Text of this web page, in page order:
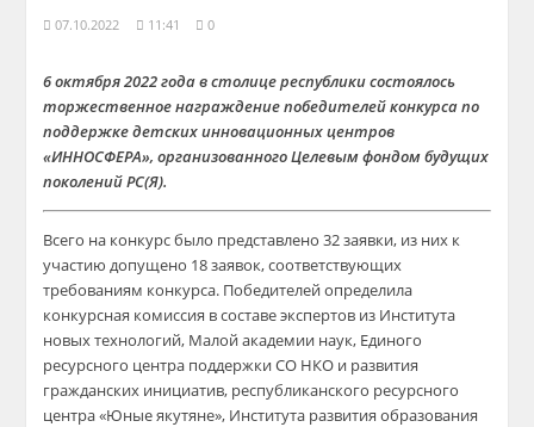
07.10.2022 11:41 0
6 октября 2022 года в столице республики состоялось
торжественное награждение победителей конкурса по
поддержке детских инновационных центров
«ИННОСФЕРА», организованного Целевым фондом будущих
поколений РС(Я).
Всего на конкурс было представлено 32 заявки, из них к
участию допущено 18 заявок, соответствующих
требованиям конкурса. Победителей определила
конкурсная комиссия в составе экспертов из Института
новых технологий, Малой академии наук, Единого
ресурсного центра поддержки СО НКО и развития
гражданских инициатив, республиканского ресурсного
центра «Юные якутяне», Института развития образования